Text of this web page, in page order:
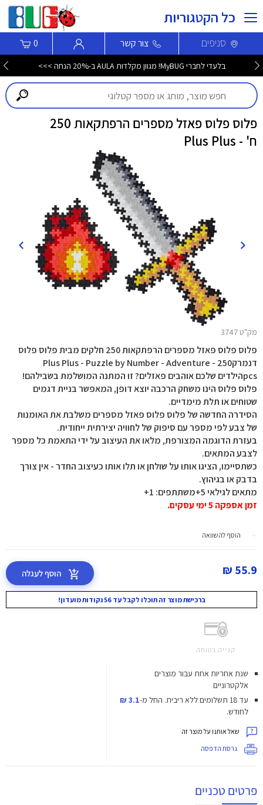
כל הקטגוריות
סניפים צור קשר 0
בלעדי לחברי MyBUG! מגוון מקלדות AULA ב-20% הנחה >>>
פלוס פלוס פאזל מספרים הרפתקאות 250
ח' - Plus Plus
מק"ט 3747
פלוס פלוס פאזל מספרים הרפתקאות 250 חלקים מבית פלוס פלוס
דנמרקPlus Plus - Puzzle by Number - Adventure - 250
pcsהילדים שלכם אוהבים פאזלים? זו המתנה המושלמת בשבילהם!
פלוס פלוס הינו משחק הרכבה יוצא דופן, המאפשר בניית דגמים
שטוחים או תלת מימדיים.
הסידרה החדשה של פלוס פלוס פאזל מספרים משלבת את האומנות
של צבע לפי מספר עם סיפוק של לחוויה יצירתית ייחודית.
בעזרת הדוגמה המצורפת, מלאו את העיצוב על ידי התאמת כל מספר
לצבע המתאים.
כשתסיימו, הציגו אותו על שולחן או תלו אותו כעיצוב החדר - אין צורך
בדבק או בגיהוץ.
מתאים לגילאי 5+משתתפים: 1+
זמן אספקה 5 ימי עסקים.
הוסף להשוואה
55.9 ₪ הוסף לעגלה
ברכישת מוצר זה תוכלו לקבל עד 56 נקודות מועדון!
קנייה בטוחה
שנת אחריות אחת עבור מוצרים
אלקטרוניים
עד 18 תשלומים ללא ריבית.
החל מ-3.1 ₪
לחודש.
שאל אותנו על מוצר זה
גרסת הדפסה
פרטים טכניים